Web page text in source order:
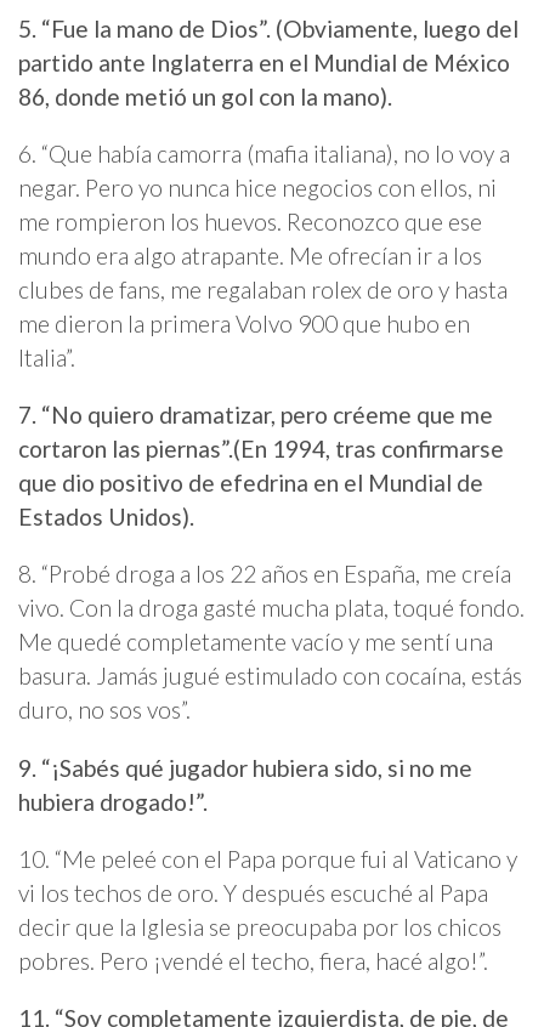
5. “Fue la mano de Dios”. (Obviamente, luego del
partido ante Inglaterra en el Mundial de México
86, donde metió un gol con la mano).
6. “Que había camorra (mafia italiana), no lo voy a
negar. Pero yo nunca hice negocios con ellos, ni
me rompieron los huevos. Reconozco que ese
mundo era algo atrapante. Me ofrecían ir a los
clubes de fans, me regalaban rolex de oro y hasta
me dieron la primera Volvo 900 que hubo en
Italia”.
7. “No quiero dramatizar, pero créeme que me
cortaron las piernas”.(En 1994, tras confirmarse
que dio positivo de efedrina en el Mundial de
Estados Unidos).
8. “Probé droga a los 22 años en España, me creía
vivo. Con la droga gasté mucha plata, toqué fondo.
Me quedé completamente vacío y me sentí una
basura. Jamás jugué estimulado con cocaína, estás
duro, no sos vos”.
9. “¡Sabés qué jugador hubiera sido, si no me
hubiera drogado!”.
10. “Me peleé con el Papa porque fui al Vaticano y
vi los techos de oro. Y después escuché al Papa
decir que la Iglesia se preocupaba por los chicos
pobres. Pero ¡vendé el techo, fiera, hacé algo!”.
11. “Soy completamente izquierdista, de pie, de